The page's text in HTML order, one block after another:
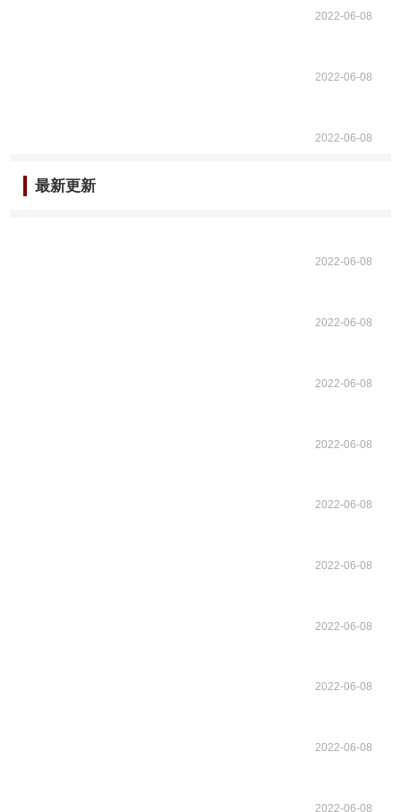
2022-06-08
2022-06-08
2022-06-08
最新更新
2022-06-08
2022-06-08
2022-06-08
2022-06-08
2022-06-08
2022-06-08
2022-06-08
2022-06-08
2022-06-08
2022-06-08